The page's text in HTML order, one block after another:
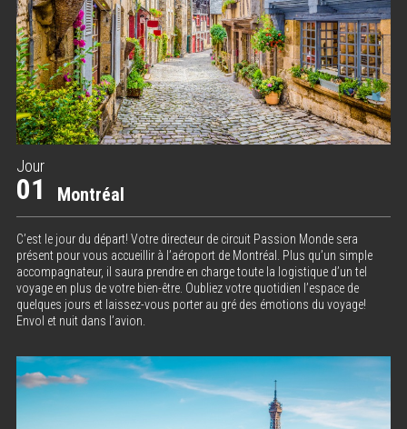
Jour
01 Montréal
C’est le jour du départ! Votre directeur de circuit Passion Monde sera
présent pour vous accueillir à l’aéroport de Montréal. Plus qu’un simple
accompagnateur, il saura prendre en charge toute la logistique d’un tel
voyage en plus de votre bien-être. Oubliez votre quotidien l’espace de
quelques jours et laissez-vous porter au gré des émotions du voyage!
Envol et nuit dans l’avion.